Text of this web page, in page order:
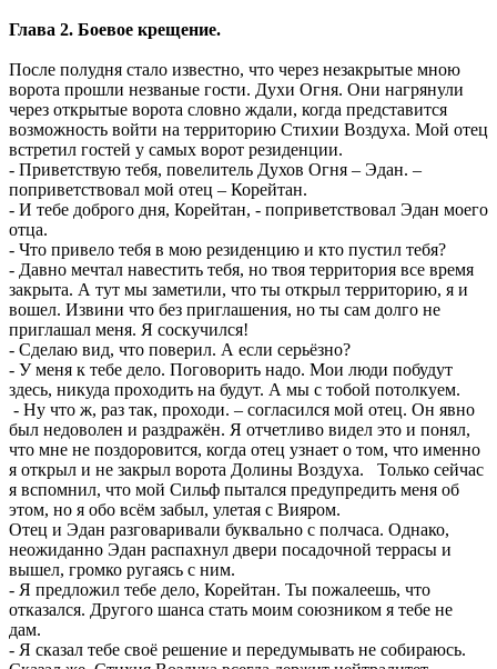
Глава 2. Боевое крещение.
После полудня стало известно, что через незакрытые мною
ворота прошли незваные гости. Духи Огня. Они нагрянули
через открытые ворота словно ждали, когда представится
возможность войти на территорию Стихии Воздуха. Мой отец
встретил гостей у самых ворот резиденции.
- Приветствую тебя, повелитель Духов Огня – Эдан. –
поприветствовал мой отец – Корейтан.
- И тебе доброго дня, Корейтан, - поприветствовал Эдан моего
отца.
- Что привело тебя в мою резиденцию и кто пустил тебя?
- Давно мечтал навестить тебя, но твоя территория все время
закрыта. А тут мы заметили, что ты открыл территорию, я и
вошел. Извини что без приглашения, но ты сам долго не
приглашал меня. Я соскучился!
- Сделаю вид, что поверил. А если серьёзно?
- У меня к тебе дело. Поговорить надо. Мои люди побудут
здесь, никуда проходить на будут. А мы с тобой потолкуем.
- Ну что ж, раз так, проходи. – согласился мой отец. Он явно
был недоволен и раздражён. Я отчетливо видел это и понял,
что мне не поздоровится, когда отец узнает о том, что именно
я открыл и не закрыл ворота Долины Воздуха. Только сейчас
я вспомнил, что мой Сильф пытался предупредить меня об
этом, но я обо всём забыл, улетая с Вияром.
Отец и Эдан разговаривали буквально с полчаса. Однако,
неожиданно Эдан распахнул двери посадочной террасы и
вышел, громко ругаясь с ним.
- Я предложил тебе дело, Корейтан. Ты пожалеешь, что
отказался. Другого шанса стать моим союзником я тебе не
дам.
- Я сказал тебе своё решение и передумывать не собираюсь.